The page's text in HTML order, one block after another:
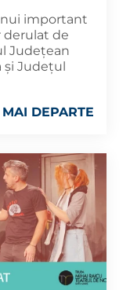
important
derulat de
Județean
și Județul
MAI DEPARTE